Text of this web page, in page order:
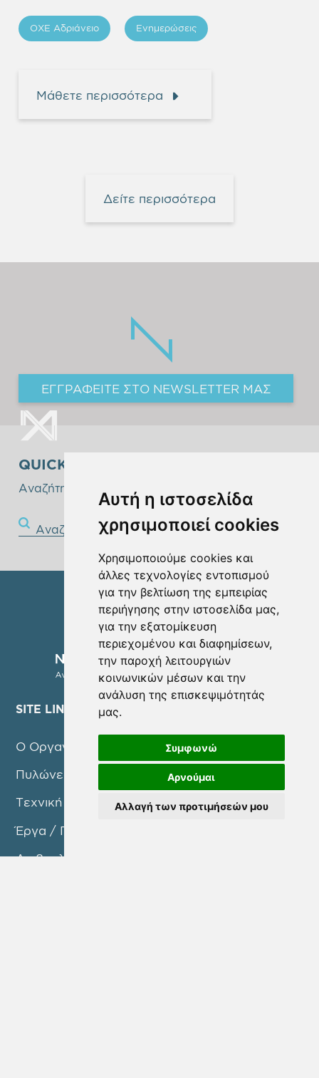
Αυτή η ιστοσελίδα
χρησιμοποιεί cookies
Χρησιμοποιούμε cookies και
άλλες τεχνολογίες εντοπισμού
για την βελτίωση της εμπειρίας
περιήγησης στην ιστοσελίδα μας,
για την εξατομίκευση
περιεχομένου και διαφημίσεων,
την παροχή λειτουργιών
κοινωνικών μέσων και την
ανάλυση της επισκεψιμότητάς
μας.
Συμφωνώ
Αρνούμαι
Αλλαγή των προτιμήσεών μου
ΟΧΕ Αδριάνειο Ενημερώσεις
Μάθετε περισσότερα
Δείτε περισσότερα
ΕΓΓΡΑΦΕΙΤΕ ΣΤΟ NEWSLETTER ΜΑΣ
QUICK SEARCH
Αναζήτηστε παρακάτω!
Αναζήτηση
SITE LINKS
Ο Οργανισμός
Πυλώνες Δράσης
Τεχνική Υπηρεσία
Έργα / Προγράμματα
Διαβουλεύσεις